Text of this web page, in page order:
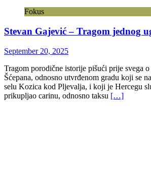
Fokus
Stevan Gajević – Tragom jednog
September 20, 2025
Tragom porodične istorije pišući prije svega
Šćepana, odnosno utvrđenom gradu koji se
selu Kozica kod Pljevalja, i koji je Hercegu
prikupljao carinu, odnosno taksu […]